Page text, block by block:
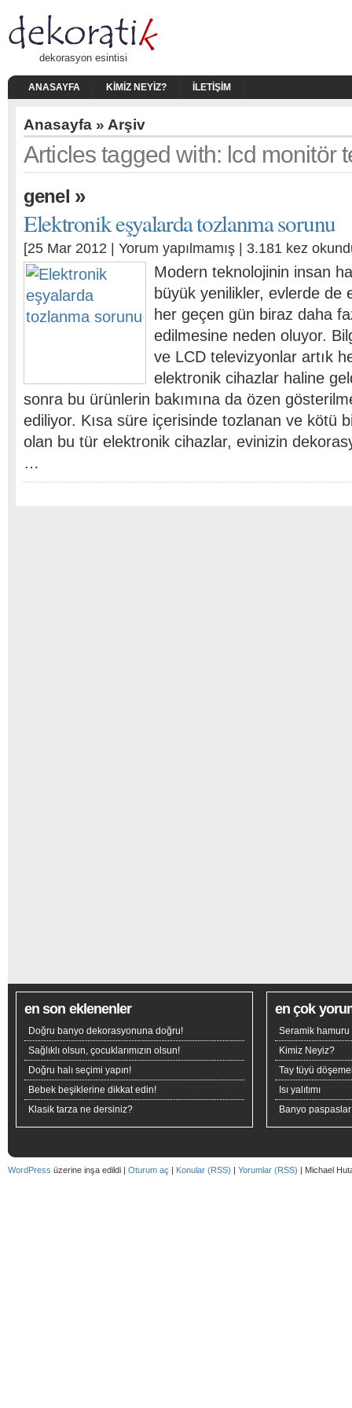
dekorasyon esintisi
ANASAYFA KIMIZ NEYIZ? İLETIŞIM
Anasayfa » Arşiv
Articles tagged with: lcd monitör
genel »
Elektronik eşyalarda tozlanma sorunu
[25 Mar 2012 | Yorum yapılmamış | 3.181 kez
Modern teknolojinin insan
büyük yenilikler, evlerde de
her geçen gün biraz daha
edilmesine neden oluyor.
ve LCD televizyonlar artık
elektronik cihazlar haline
sonra bu ürünlerin bakımına da özen
ediliyor. Kısa süre içerisinde tozlanan ve kötü
olan bu tür elektronik cihazlar, evinizin
…
en son eklenenler
Doğru banyo dekorasyonuna doğru!
Sağlıklı olsun, çocuklarımızın olsun!
Doğru halı seçimi yapın!
Bebek beşiklerine dikkat edin!
Klasik tarza ne dersiniz?
en çok
Seramik hamuru
Kimiz Neyiz?
Tay tüyü
Isı yalıtımı
Banyo
WordPress üzerine inşa edildi | Oturum aç | Konular (RSS) | Yorumlar (RSS) | Michael